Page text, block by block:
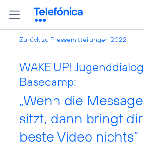
Zurück zu Pressemitteilungen 2022
WAKE UP!
Basecamp:
„Wenn die
sitzt, dann bringt
beste Video nichts“